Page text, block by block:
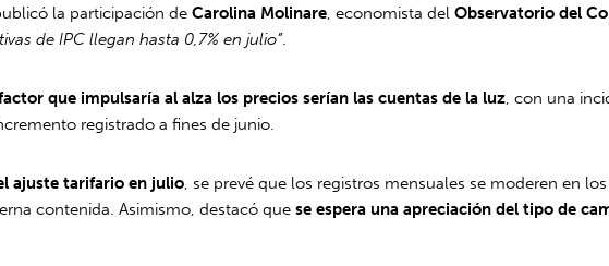
la participación deCarolina Molinare, economista delObservatorio del
de IPC llegan hasta 0,7% en julio”.
que impulsaría al alza los precios serían las cuentas de la luz, con una
registrado a fines de junio.
ajuste tarifario en julio, se prevé que los registros mensuales se moderen en
contenida. Asimismo, destacó quese espera una apreciación del tipo de